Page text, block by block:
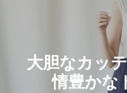
大胆なカッ
情豊かな